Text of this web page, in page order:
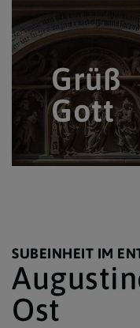
Grüß
Gott
SUBEINHEIT IM
Ost